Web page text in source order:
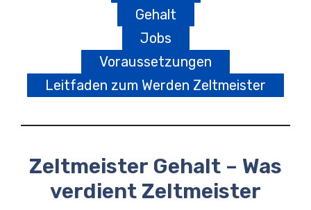
Gehalt
Jobs
Voraussetzungen
Leitfaden zum Werden Zeltmeister
Zeltmeister Gehalt – Was
verdient Zeltmeister